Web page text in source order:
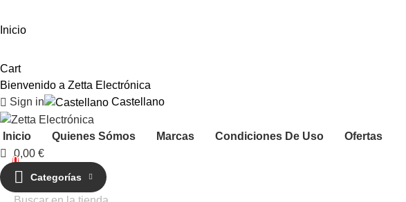
Inicio
Cart
Bienvenido a Zetta Electrónica
Sign in
Castellano
Inicio Quienes Sómos Marcas Condiciones De Uso
Ofertas
0,00 €
0
Categorías